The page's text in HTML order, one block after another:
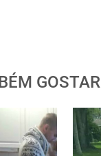
GOSTAR